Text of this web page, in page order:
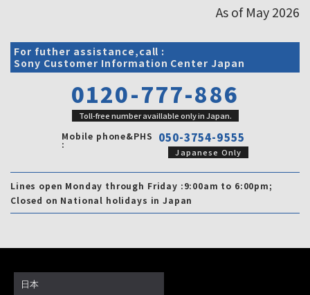
As of May 2026
For futher assistance,call :
Sony Customer Information Center Japan
0120-777-886
Toll-free number availlable only in Japan.
Mobile phone&PHS
: 050-3754-9555
Japanese Only
Lines open Monday through Friday :9:00am to 6:00pm;
Closed on National holidays in Japan
日本